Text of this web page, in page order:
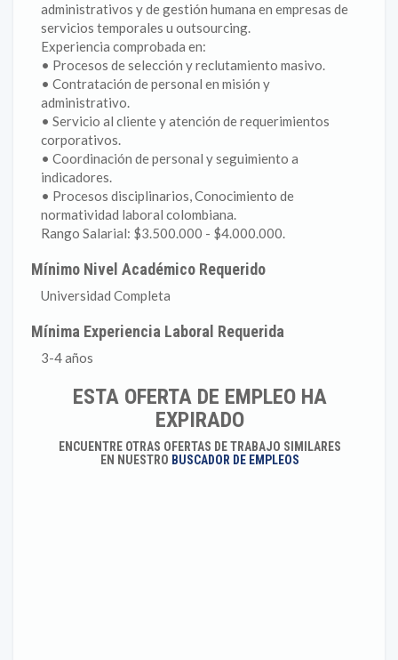
administrativos y de gestión humana en empresas de
servicios temporales u outsourcing.
Experiencia comprobada en:
• Procesos de selección y reclutamiento masivo.
• Contratación de personal en misión y
administrativo.
• Servicio al cliente y atención de requerimientos
corporativos.
• Coordinación de personal y seguimiento a
indicadores.
• Procesos disciplinarios, Conocimiento de
normatividad laboral colombiana.
Rango Salarial: $3.500.000 - $4.000.000.
Mínimo Nivel Académico Requerido
Universidad Completa
Mínima Experiencia Laboral Requerida
3-4 años
ESTA OFERTA DE EMPLEO HA
EXPIRADO
ENCUENTRE OTRAS OFERTAS DE TRABAJO SIMILARES
EN NUESTRO BUSCADOR DE EMPLEOS